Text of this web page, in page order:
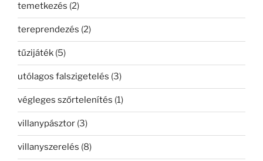
temetkezés (2)
tereprendezés (2)
tűzijáték (5)
utólagos falszigetelés (3)
végleges szőrtelenítés (1)
villanypásztor (3)
villanyszerelés (8)